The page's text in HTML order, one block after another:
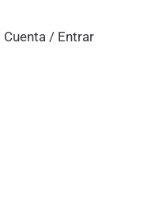
/ Entrar